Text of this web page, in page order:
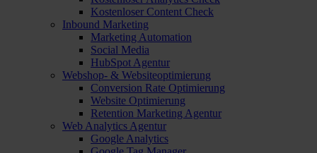
Kostenloser Content Check
Inbound Marketing
Marketing Automation
Social Media
HubSpot Agentur
Webshop- & Websiteoptimierung
Conversion Rate Optimierung
Website Optimierung
Retention Marketing Agentur
Web Analytics Agentur
Google Analytics